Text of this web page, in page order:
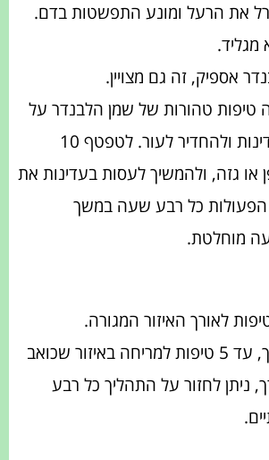
את הרעל ומונע התפשטות בדם.
אספיק, זה גם מצויין.
טיפות טהורות של שמן הלבנדר על
העור, לעסות בעדינות ולהחדיר לעור. לטפטף 10
או גזה, ולהמשיך לעסות בעדינות את
הפעולות כל רבע שעה במשך
מוחלטת.
כמה דקות אחר כך, עד 5 טיפות למריחה באיזור שכואב
ניתן לחזור על התהליך כל רבע